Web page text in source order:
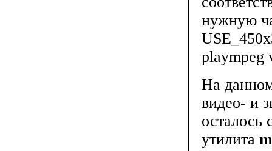
нужную
plaympeg
На
видео- и
осталось
утилита